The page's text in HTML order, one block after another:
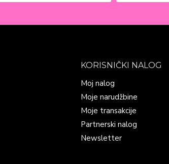
KORISNIČKI NALOG
Moj nalog
Moje narudžbine
Moje transakcije
Partnerski nalog
Newsletter